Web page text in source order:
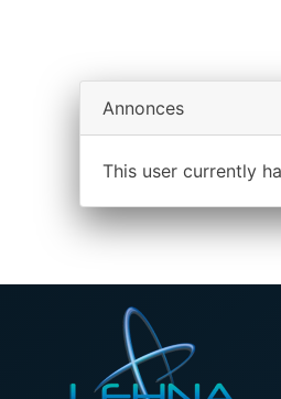
Annonces
This user currently